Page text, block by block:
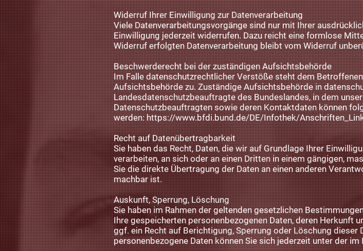
Widerruf Ihrer Einwilligung zur Datenverarbeitung
Viele Datenverarbeitungsvorgänge sind nur mit Ihrer
Einwilligung jederzeit widerrufen. Dazu reicht eine formlose
Widerruf erfolgten Datenverarbeitung bleibt vom Widerruf
Beschwerderecht bei der zuständigen Aufsichtsbehörde
Im Falle datenschutzrechtlicher Verstöße steht dem
Aufsichtsbehörde zu. Zuständige Aufsichtsbehörde in
Landesdatenschutzbeauftragte des Bundeslandes, in dem
Datenschutzbeauftragten sowie deren Kontaktdaten können
werden:https://www.bfdi.bund.de/DE/Infothek/
Recht auf Datenübertragbarkeit
Sie haben das Recht, Daten, die wir auf Grundlage Ihrer
verarbeiten, an sich oder an einen Dritten in einem gängigen,
Sie die direkte Übertragung der Daten an einen anderen
machbar ist.
Auskunft, Sperrung, Löschung
Sie haben im Rahmen der geltenden gesetzlichen
Ihre gespeicherten personenbezogenen Daten, deren Herkunft
ggf. ein Recht auf Berichtigung, Sperrung oder Löschung dieser
personenbezogene Daten können Sie sich jederzeit unter der